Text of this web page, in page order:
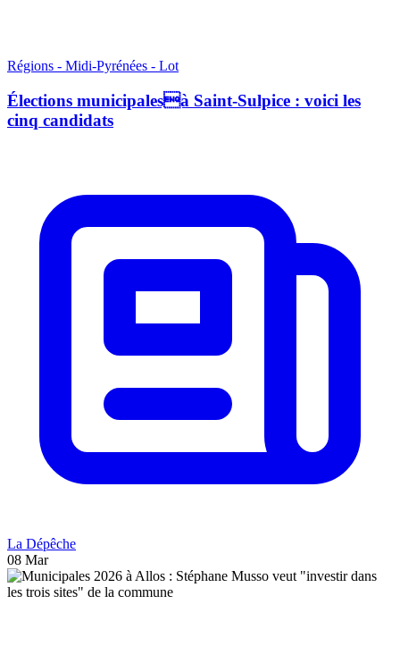
Régions - Midi-Pyrénées - Lot
Élections municipalesà Saint-Sulpice : voici les
cinq candidats
La Dépêche
08 Mar